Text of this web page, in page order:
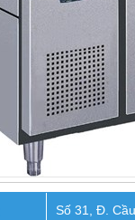
Số 31, Đ.